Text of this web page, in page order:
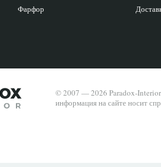
Фарфор
© 2007 — 2026 Paradox-
информация на сайте носит